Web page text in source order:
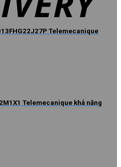
Telemecanique
Telemecanique khả năng